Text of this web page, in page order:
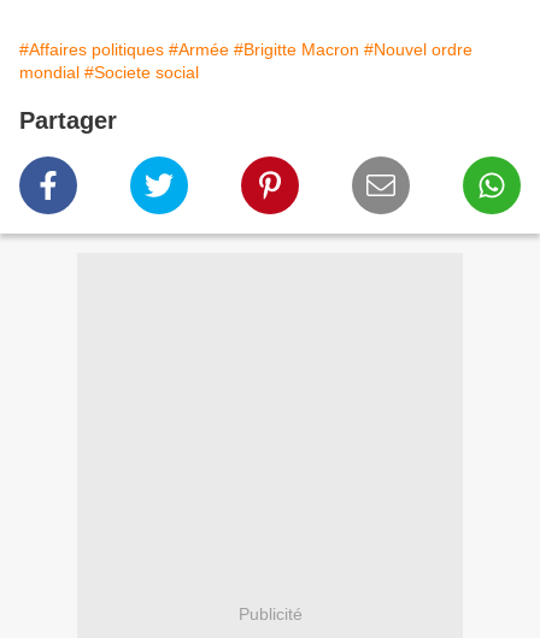
#Affaires politiques #Armée #Brigitte Macron #Nouvel ordre
mondial #Societe social
Partager
Publicité